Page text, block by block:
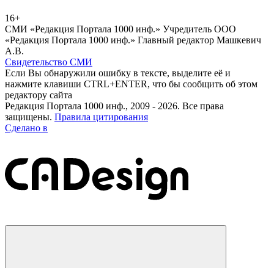
16+
СМИ «Редакция Портала 1000 инф.» Учредитель ООО
«Редакция Портала 1000 инф.» Главный редактор Машкевич
А.В.
Свидетельство СМИ
Если Вы обнаружили ошибку в тексте, выделите её и
нажмите клавиши CTRL+ENTER, что бы сообщить об этом
редактору сайта
Редакция Портала 1000 инф., 2009 - 2026. Все права
защищены. Правила цитирования
Сделано в